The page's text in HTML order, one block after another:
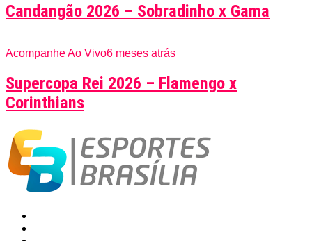
Candangão 2026 – Sobradinho x Gama
Acompanhe Ao Vivo6 meses atrás
Supercopa Rei 2026 – Flamengo x
Corinthians